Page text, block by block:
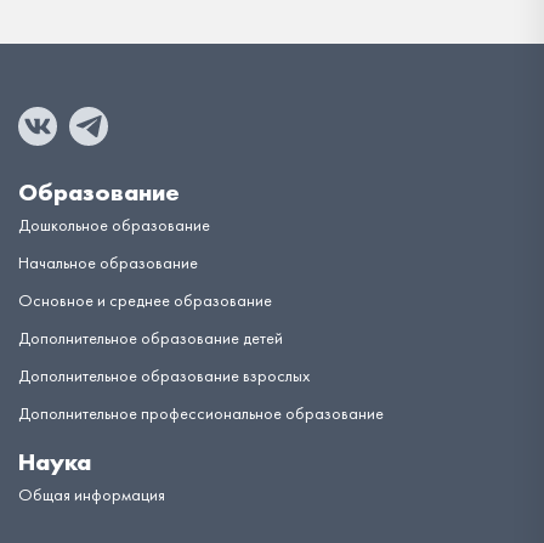
Образование
Дошкольное образование
Начальное образование
Основное и среднее образование
Дополнительное образование детей
Дополнительное образование взрослых
Дополнительное профессиональное образование
Наука
Общая информация